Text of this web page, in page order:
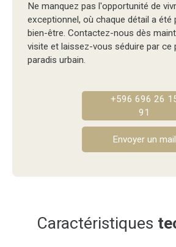
Ne manquez pas l'opportunité de
exceptionnel, où chaque détail a été
bien-être. Contactez-nous dès
visite et laissez-vous séduire par ce
paradis urbain.
+596 696 26
91
Envoyer un mail
Caractéristiques